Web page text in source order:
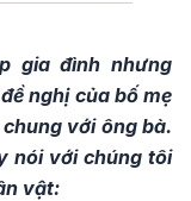
gia đình nhưng
nghị của bố mẹ
với ông bà.
nói với chúng tôi
vật: